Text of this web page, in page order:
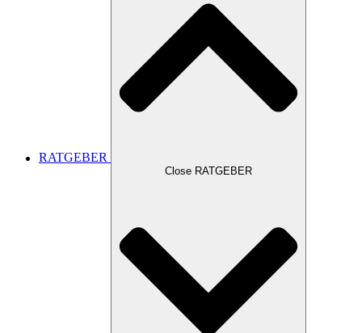
RATGEBER
Close RATGEBER